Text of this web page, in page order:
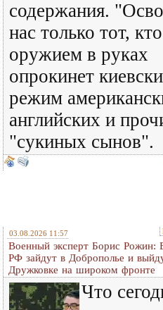
содержания.
нас только тот,
оружием в руках
опрокинет
режим
английских и
"сукиных сынов".
03.08.2026 11:57
Военный эксперт Борис Рожин:
РФ зайдут в Доброполье и
Дружковке на широком фронте
Что